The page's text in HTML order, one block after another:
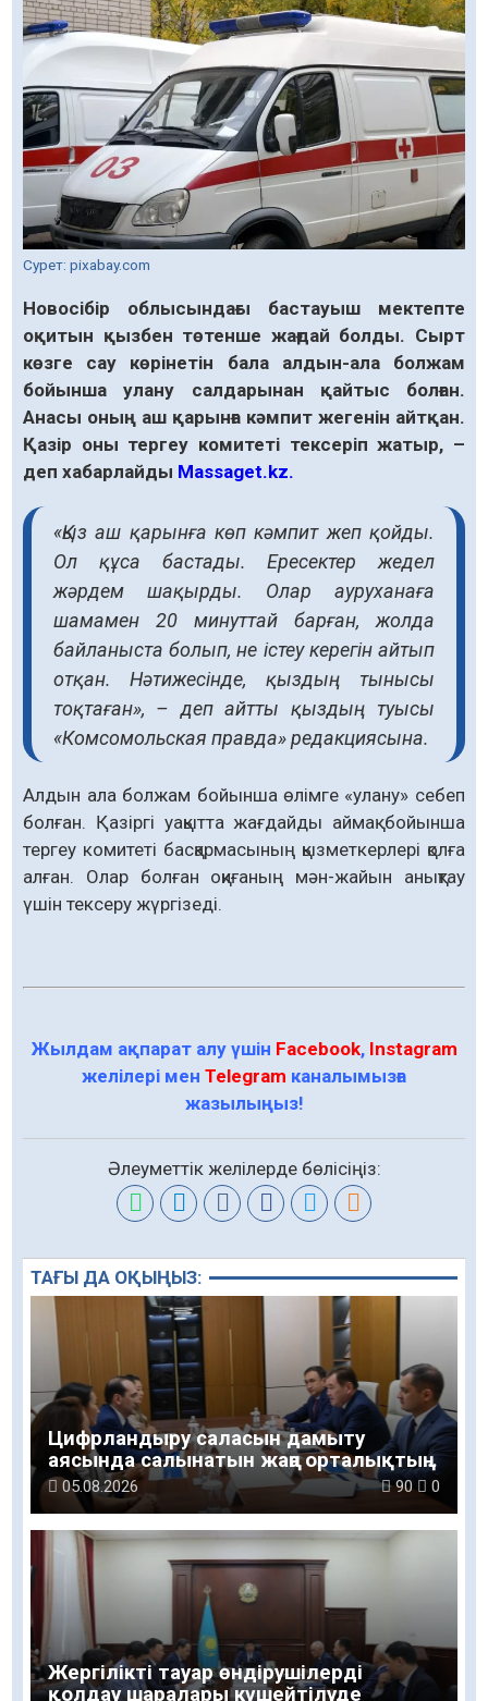
Сурет: pixabay.com
Новосібір облысындағы бастауыш мектепте
оқитын қызбен төтенше жағдай болды. Сырт
көзге сау көрінетін бала алдын-ала болжам
бойынша улану салдарынан қайтыс болған.
Анасы оның аш қарынға кәмпит жегенін айтқан.
Қазір оны тергеу комитеті тексеріп жатыр, –
деп хабарлайды Massaget.kz.
«Қыз аш қарынға көп кәмпит жеп қойды.
Ол құса бастады. Ересектер жедел
жәрдем шақырды. Олар ауруханаға
шамамен 20 минуттай барған, жолда
байланыста болып, не істеу керегін айтып
отқан. Нәтижесінде, қыздың тынысы
тоқтаған», – деп айтты қыздың туысы
«Комсомольская правда» редакциясына.
Алдын ала болжам бойынша өлімге «улану» себеп
болған. Қазіргі уақытта жағдайды аймақ бойынша
тергеу комитеті басқармасының қызметкерлері қолға
алған. Олар болған оқиғаның мән-жайын анықтау
үшін тексеру жүргізеді.
Жылдам ақпарат алу үшін Facebook, Instagram
желілері мен Telegram каналымызға
жазылыңыз!
Әлеуметтік желілерде бөлісіңіз:
ТАҒЫ ДА ОҚЫҢЫЗ:
Цифрландыру саласын дамыту
аясында салынатын жаңа орталықтың
жобасы талқыланды
05.08.2026 90 0
Жергілікті тауар өндірушілерді
қолдау шаралары күшейтілуде